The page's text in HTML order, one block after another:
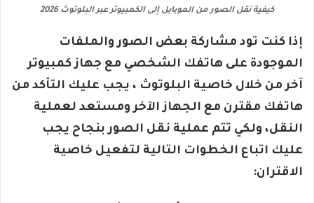
كيفية نقل الصور من الموبايل إلى الكمبيوتر عبر البلوتوث 2026
إذا كنت تود مشاركة بعض الصور والملفات
الموجودة على هاتفك الشخصي مع جهاز كمبيوتر
آخر من خلال خاصية البلوتوث ، يجب عليك التأكد من
هاتفك مقترن مع الجهاز الآخر ومستعد لعملية
النقل، ولكي تتم عملية نقل الصور بنجاح يجب
عليك اتباع الخطوات التالية لتفعيل خاصية
الاقتران: